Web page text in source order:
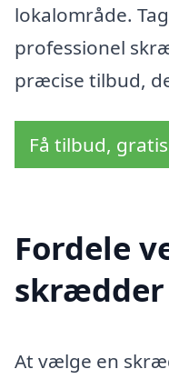
lokalområde.
professionel
præcise tilbud,
Få tilbud,
Fordele
skrædder
At vælge en